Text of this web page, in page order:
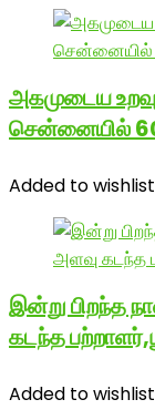
அகமுடைய
சென்னையில்
Added to wishlist
இன்று பிறந்த
கடந்த
Added to wishlist